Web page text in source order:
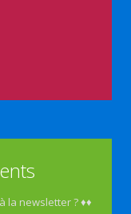
la newsletter ? ♦♦